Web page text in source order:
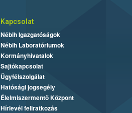
Kapcsolat
Nébih Igazgatóságok
Nébih Laboratóriumok
Kormányhivatalok
Sajtókapcsolat
Ügyfélszolgálat
Hatósági jogsegély
Élelmiszermentő Központ
Hírlevél feliratkozás